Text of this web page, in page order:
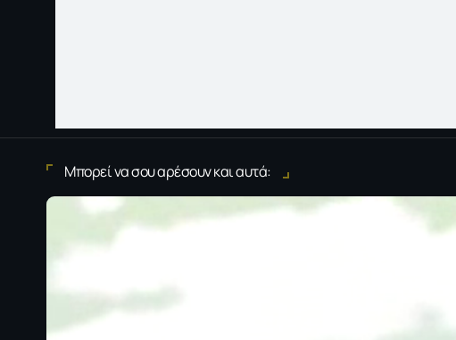
Μπορεί να σου αρέσουν και αυτά: